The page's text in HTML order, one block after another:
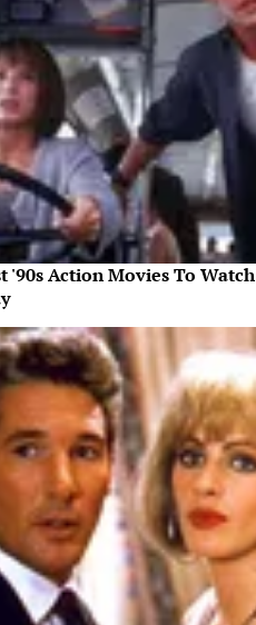
'90s Action Movies To Watch